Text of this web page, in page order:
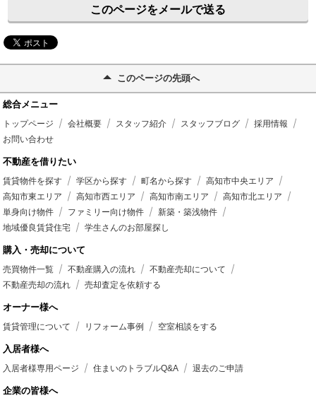
このページをメールで送る
このページの先頭へ
総合メニュー
トップページ 会社概要 スタッフ紹介 スタッフブログ
採用情報
お問い合わせ
不動産を借りたい
賃貸物件を探す 学区から探す 町名から探す
高知市中央エリア
高知市東エリア
高知市西エリア 高知市南エリア
高知市北エリア
単身向け物件
ファミリー向け物件
新築・築浅物件
地域優良賃貸住宅
学生さんのお部屋探し
購入・売却について
売買物件一覧 不動産購入の流れ
不動産売却について
不動産売却の流れ
売却査定を依頼する
オーナー様へ
賃貸管理について リフォーム事例 空室相談をする
入居者様へ
入居者様専用ページ 住まいのトラブルQ&A 退去のご申請
企業の皆様へ